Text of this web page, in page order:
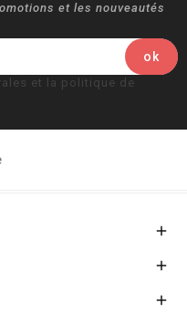
et les nouveautés
et la politique de


